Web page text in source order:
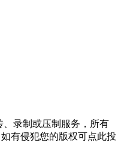
录制或压制服务，所有
有侵犯您的版权可点此投